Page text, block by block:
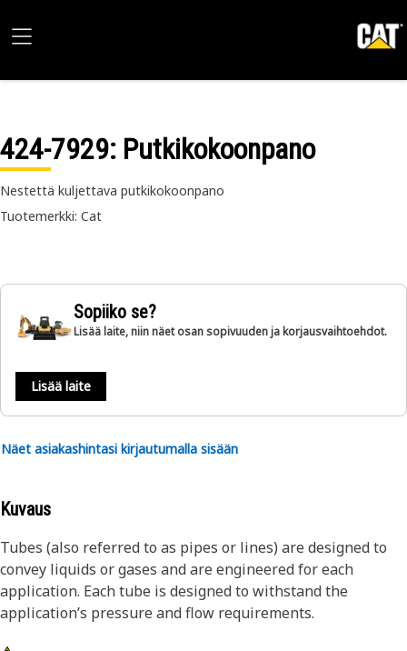
424-7929: Putkikokoonpano
Nestettä kuljettava putkikokoonpano
Tuotemerkki: Cat
Sopiiko se?
Lisää laite, niin näet osan sopivuuden ja korjausvaihtoehdot.
Lisää laite
Näet asiakashintasi kirjautumalla sisään
Kuvaus
Tubes (also referred to as pipes or lines) are designed to
convey liquids or gases and are engineered for each
application. Each tube is designed to withstand the
application’s pressure and flow requirements.